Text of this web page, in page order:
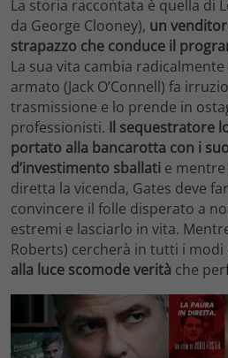
La storia raccontata è quella di
da George Clooney), un
strapazzo che conduce il
La sua vita cambia
armato (Jack O’Connell) fa
trasmissione e lo prende in
professionisti. Il sequestratore
portato alla bancarotta con i
d’investimento sballati e
diretta la vicenda, Gates deve
convincere il folle disperato a
estremi e lasciarlo in vita.
Roberts) cercherà in tutti i modi
alla luce scomode verità che